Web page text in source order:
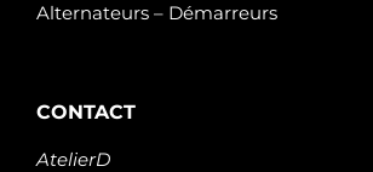
Alternateurs – Démarreurs
CONTACT
AtelierD